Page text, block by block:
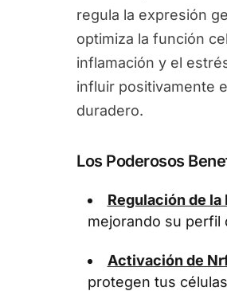
regula la expresión
optimiza la función
inflamación y el
influir positivamente
duradero.
Los Poderosos
Regulación de
mejorando su perfil
Activación de
protegen tus